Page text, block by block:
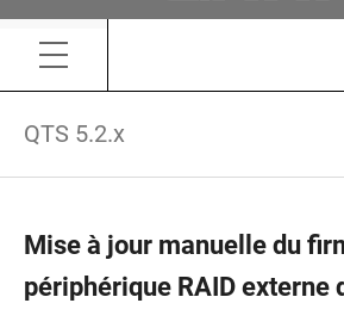
QTS 5.2.x
Mise à jour manuelle du
périphérique RAID externe